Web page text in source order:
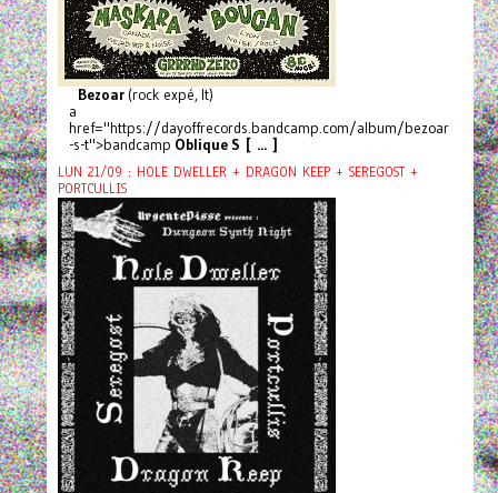
Bezoar(rock expé, It)
a
href="https://dayoffrecords.bandcamp.com/album/bezoar
-s-t">bandcamp Oblique S [ ... ]
LUN 21/09 : HOLE DWELLER + DRAGON KEEP + SEREGOST +
PORTCULLIS